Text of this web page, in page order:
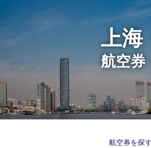
上海
航空券
航空券を探す